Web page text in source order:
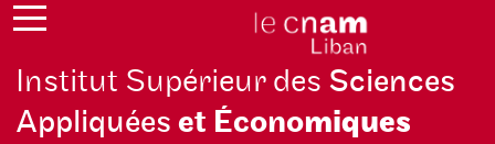
Institut Supérieur des Sciences
Appliquéeset Économiques